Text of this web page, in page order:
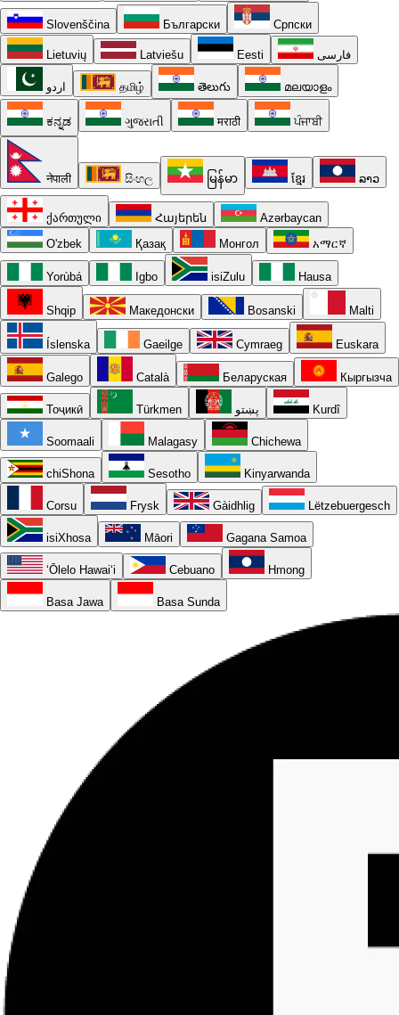
Slovenščina Български Српски
Lietuvių Latviešu Eesti فارسی
اردو தமிழ் తెలుగు മലയാളം
ಕನ್ನಡ ગુજરાતી मराठी ਪੰਜਾਬੀ
नेपाली සිංහල မြန်မာ ខ្មែរ ລາວ
ქართული Հայերեն
Azərbaycan
O'zbek
Қазақ Монгол አማርኛ
Yorùbá Igbo isiZulu Hausa
Shqip Македонски Bosanski Malti
Íslenska Gaeilge Cymraeg Euskara
Galego Català Беларуская Кыргызча
Тоҷикӣ Türkmen پښتو Kurdî
Soomaali Malagasy Chichewa
chiShona Sesotho Kinyarwanda
Corsu Frysk Gàidhlig Lëtzebuergesch
isiXhosa Māori Gagana Samoa
ʻŌlelo Hawaiʻi Cebuano Hmong
Basa Jawa Basa Sunda